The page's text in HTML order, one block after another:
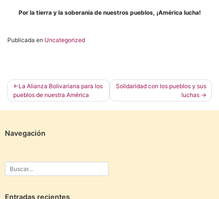
Por la tierra y la soberanía de nuestros pueblos, ¡América lucha!
Publicada en Uncategorized
Navegación
de
La Alianza Bolivariana para los
pueblos de nuestra América
Solidaridad con los pueblos y sus
luchas
Navegación
Entradas recientes